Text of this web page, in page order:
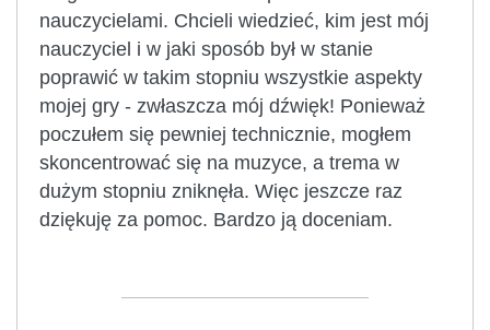
nauczycielami. Chcieli wiedzieć, kim jest mój
nauczyciel i w jaki sposób był w stanie
poprawić w takim stopniu wszystkie aspekty
mojej gry - zwłaszcza mój dźwięk! Ponieważ
poczułem się pewniej technicznie, mogłem
skoncentrować się na muzyce, a trema w
dużym stopniu zniknęła. Więc jeszcze raz
dziękuję za pomoc. Bardzo ją doceniam.